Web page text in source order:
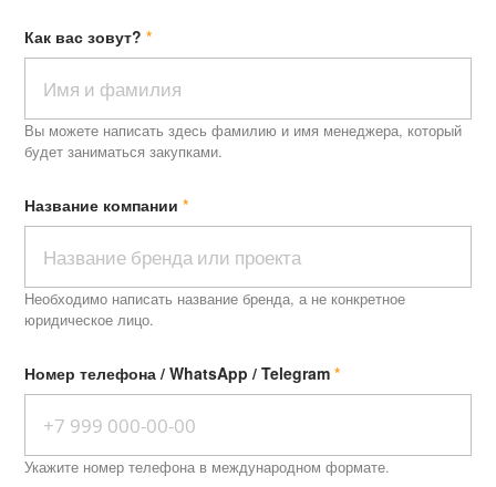
Как вас зовут?
Вы можете написать здесь фамилию и имя менеджера, который
будет заниматься закупками.
Название компании
Необходимо написать название бренда, а не конкретное
юридическое лицо.
Номер телефона / WhatsApp / Telegram
Укажите номер телефона в международном формате.